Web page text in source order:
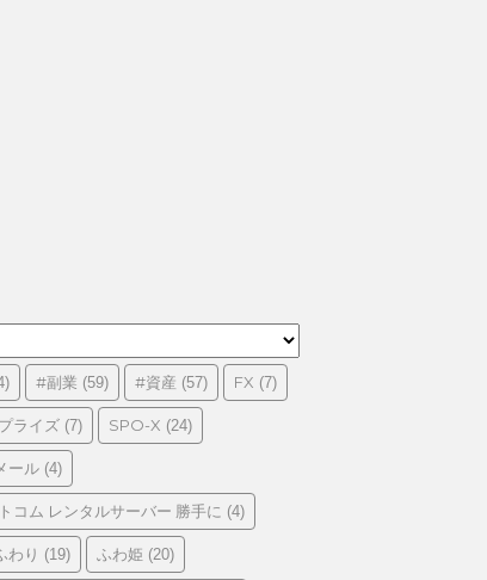
#副業 (59) #資産 (57) FX (7)
ライズ (7) SPO-X (24)
ール (4)
コム レンタルサーバー 勝手に (4)
わり (19) ふわ姫 (20)